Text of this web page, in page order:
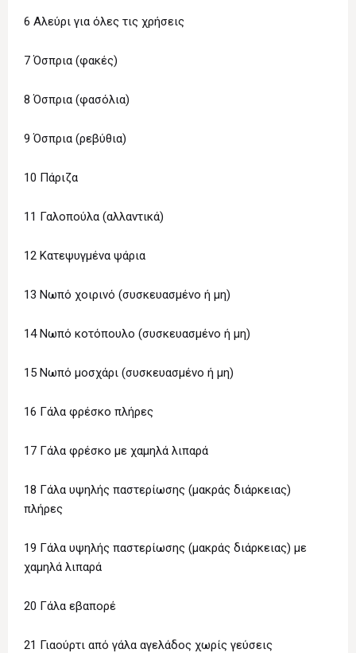
6 Αλεύρι για όλες τις χρήσεις
7 Όσπρια (φακές)
8 Όσπρια (φασόλια)
9 Όσπρια (ρεβύθια)
10 Πάριζα
11 Γαλοπούλα (αλλαντικά)
12 Κατεψυγμένα ψάρια
13 Νωπό χοιρινό (συσκευασμένο ή μη)
14 Νωπό κοτόπουλο (συσκευασμένο ή μη)
15 Νωπό μοσχάρι (συσκευασμένο ή μη)
16 Γάλα φρέσκο πλήρες
17 Γάλα φρέσκο με χαμηλά λιπαρά
18 Γάλα υψηλής παστερίωσης (μακράς διάρκειας)
πλήρες
19 Γάλα υψηλής παστερίωσης (μακράς διάρκειας) με
χαμηλά λιπαρά
20 Γάλα εβαπορέ
21 Γιαούρτι από γάλα αγελάδος χωρίς γεύσεις